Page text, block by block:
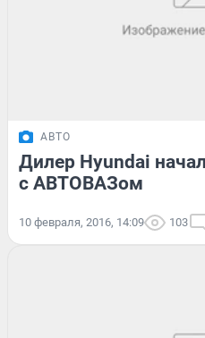
АВТО
Дилер Hyundai
с АВТОВАЗом
10 февраля, 2016, 14:09 103